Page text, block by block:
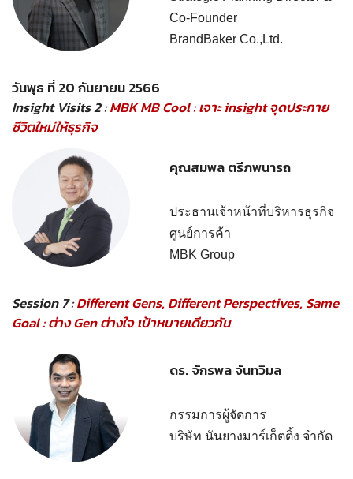
Co-Founder
BrandBaker Co.,Ltd.
วันพุธ ที่ 20 กันยายน 2566
Insight Visits 2 :MBK MB Cool : เจาะ insight จุดประกาย
ชีวิตใหม่ให้ธุรกิจ
คุณสมพล ตรีภพนารถ
ประธานเจ้าหน้าที่บริหารธุรกิจ
ศูนย์การค้า
MBK Group
Session 7 :Different Gens, Different Perspectives, Same
Goal : ต่าง Gen ต่างใจ เป้าหมายเดียวกัน
ดร. จักรพล จันทวิมล
กรรมการผู้จัดการ
บริษัท นันยางมาร์เก็ตติ้ง จำกัด